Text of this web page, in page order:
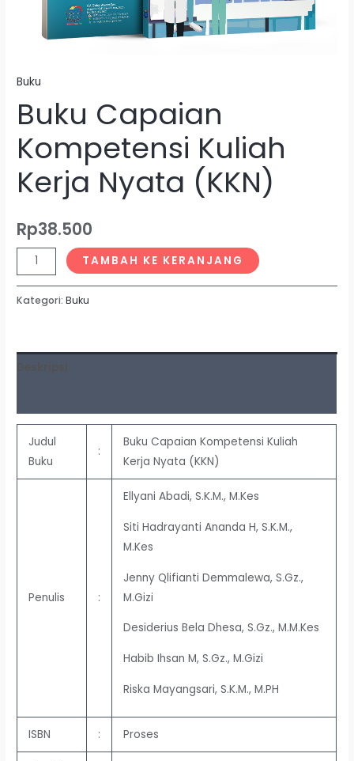
Buku
Buku Capaian
Kompetensi Kuliah
Kerja Nyata (KKN)
Rp38.500
TAMBAH KE KERANJANG
Kategori:Buku
Deskripsi
Judul
Buku
:
Buku Capaian Kompetensi Kuliah
Kerja Nyata (KKN)
Penulis :
Ellyani Abadi, S.K.M., M.Kes
Siti Hadrayanti Ananda H, S.K.M.,
M.Kes
Jenny Qlifianti Demmalewa, S.Gz.,
M.Gizi
Desiderius Bela Dhesa, S.Gz., M.M.Kes
Habib Ihsan M, S.Gz., M.Gizi
Riska Mayangsari, S.K.M., M.PH
ISBN : Proses